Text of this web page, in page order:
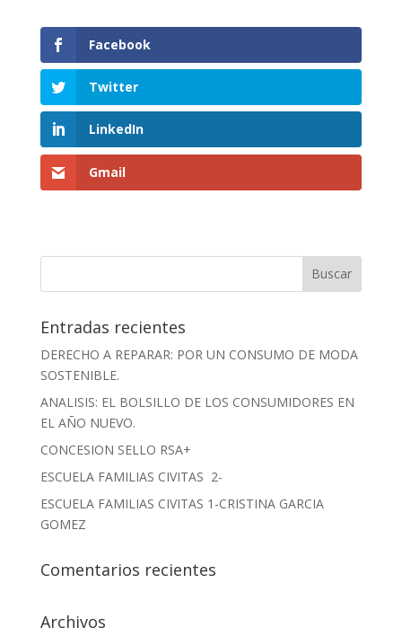
Facebook
Twitter
LinkedIn
Gmail
Entradas recientes
DERECHO A REPARAR: POR UN CONSUMO DE MODA
SOSTENIBLE.
ANALISIS: EL BOLSILLO DE LOS CONSUMIDORES EN
EL AÑO NUEVO.
CONCESION SELLO RSA+
ESCUELA FAMILIAS CIVITAS 2-
ESCUELA FAMILIAS CIVITAS 1-CRISTINA GARCIA
GOMEZ
Comentarios recientes
Archivos